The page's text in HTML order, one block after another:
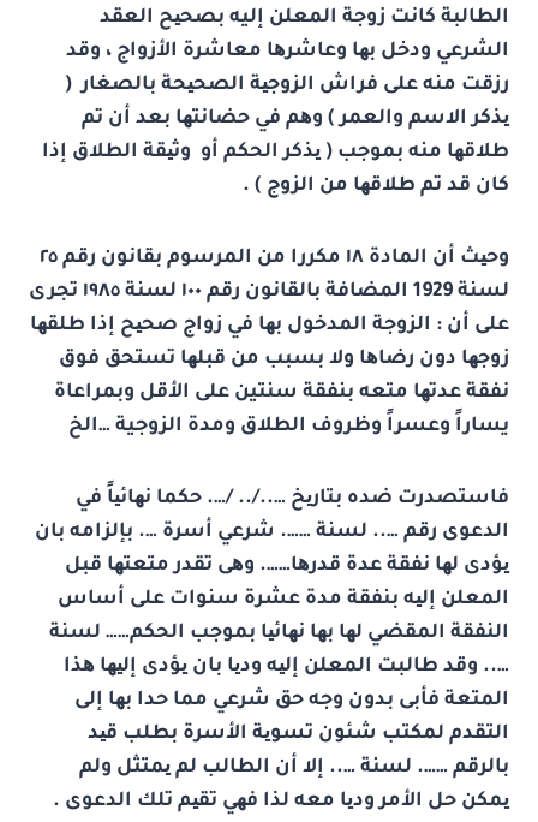
الطالبة كانت زوجة المعلن إليه بصحیح العقد
الشرعي ودخل بھا وعاشرھا معاشرة الأزواج ، وقد
رزقت منه على فراش الزوجیة الصحیحة بالصغار (
یذكر الاسم والعمر ) وھم في حضانتھا بعد أن تم
طلاقھا منه بموجب ( یذكر الحكم أو وثیقة الطلاق إذا
كان قد تم طلاقھا من الزوج ) .
وحیث أن المادة ١٨ مكررا من المرسوم بقانون رقم ٢٥
لسنة 1929 المضافة بالقانون رقم ١٠٠ لسنة ١٩٨٥ تجرى
على أن : الزوجة المدخول بھا في زواج صحیح إذا طلقھا
زوجھا دون رضاھا ولا بسبب من قبلھا تستحق فوق
نفقة عدتھا متعه بنفقة سنتين على الأقل وبمراعاة
يساراً وعسراً وظروف الطلاق ومدة الزوجية …الخ
فاستصدرت ضده بتاریخ …../.. /…. حكما نھائیاً في
الدعوى رقم ….. لسنة ……. شرعي أسرة …. بإلزامه بان
یؤدى لھا نفقة عدة قدرھا……. وھى تقدر متعتھا قبل
المعلن إلیه بنفقة مدة عشرة سنوات على أساس
النفقة المقضي لھا بھا نھائیا بموجب الحكم…… لسنة
….. وقد طالبت المعلن إلیه ودیا بان یؤدى إلیھا ھذا
المتعة فأبى بدون وجه حق شرعي مما حدا بھا إلى
التقدم لمكتب شئون تسویة الأسرة بطلب قید
بالرقم ……. لسنة ….. إلا أن الطالب لم یمتثل ولم
یمكن حل الأمر ودیا معه لذا فھي تقیم تلك الدعوى .